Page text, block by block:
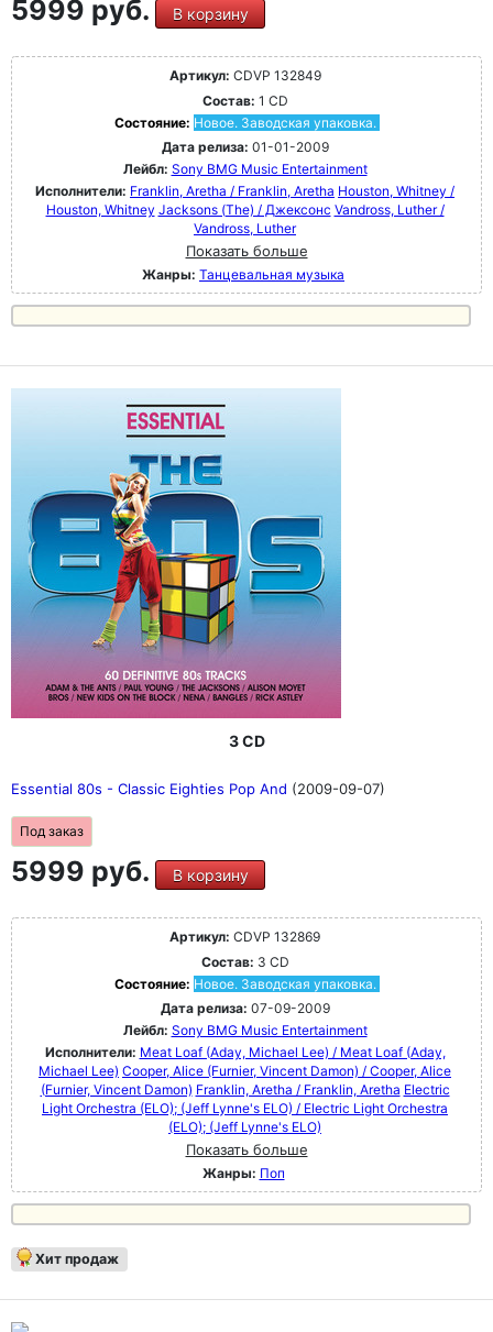
5999 руб. В корзину
Артикул: CDVP 132849
Состав: 1 CD
Состояние: Новое. Заводская упаковка.
Дата релиза: 01-01-2009
Лейбл: Sony BMG Music Entertainment
Исполнители: Franklin, Aretha / Franklin, Aretha Houston, Whitney /
Houston, Whitney Jacksons (The) / Джексонс Vandross, Luther /
Vandross, Luther
Показать больше
Жанры: Танцевальная музыка
3 CD
Essential 80s - Classic Eighties Pop And (2009-09-07)
Под заказ
5999 руб. В корзину
Артикул: CDVP 132869
Состав: 3 CD
Состояние: Новое. Заводская упаковка.
Дата релиза: 07-09-2009
Лейбл: Sony BMG Music Entertainment
Исполнители: Meat Loaf (Aday, Michael Lee) / Meat Loaf (Aday,
Michael Lee) Cooper, Alice (Furnier, Vincent Damon) / Cooper, Alice
(Furnier, Vincent Damon) Franklin, Aretha / Franklin, Aretha Electric
Light Orchestra (ELO); (Jeff Lynne's ELO) / Electric Light Orchestra
(ELO); (Jeff Lynne's ELO)
Показать больше
Жанры: Поп
Хит продаж